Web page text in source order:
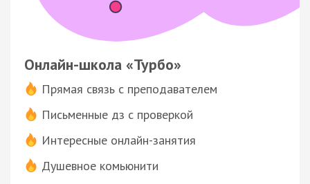
Онлайн-школа «Турбо»
Прямая связь с преподавателем
Письменные дз с проверкой
Интересные онлайн-занятия
Душевное комьюнити